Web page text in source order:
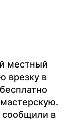
местный
врезку в
сообщили в